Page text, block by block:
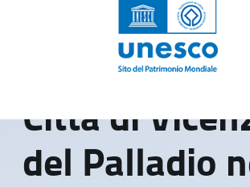
Città di
del Palladio